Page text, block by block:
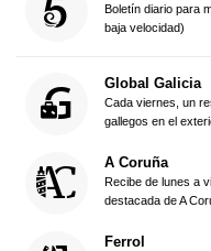
Boletín diario para
baja velocidad)
Global Galicia
Cada viernes, un
gallegos en el
A Coruña
Recibe de lunes a
destacada de A
Ferrol